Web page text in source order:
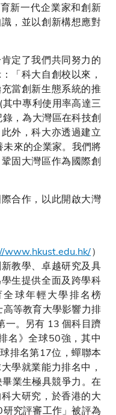
新一代企業家和創新
，並以創新構想應對
定了我們共同努力的
「科大自創校以來，
當創新生態系統的推
中專利使用率高達三
，為大灣區在科技創
外，科大亦透過建立
來的企業家。我們將
固大灣區作為國際創
合作，以此開啟大灣
www.hkust.edu.hk/）
教學、卓越研究及具
生提供全面及跨學科
球年輕大學排名榜
等教育大學影響力排
一。另有 13 個科目躋
名》全球50強，其中
排名第17位，蟬聯本
學就業能力排名中，
業生極具競爭力。在
大研究，於香港的大
究評審工作」被評為